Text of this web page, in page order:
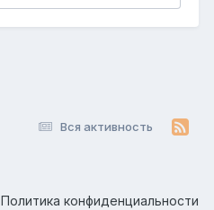
Вся активность
Политика конфиденциальности